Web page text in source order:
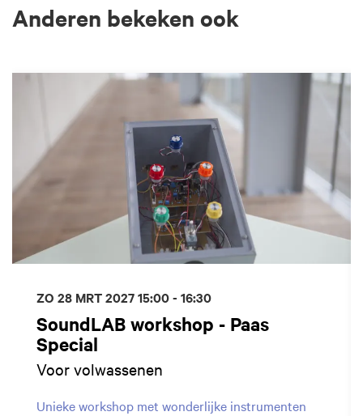
Anderen bekeken ook
SoundLAB workshop - Paas
Special
Voor volwassenen
Unieke workshop met wonderlijke instrumenten
ZO 28 MRT 202715:00 - 16:30